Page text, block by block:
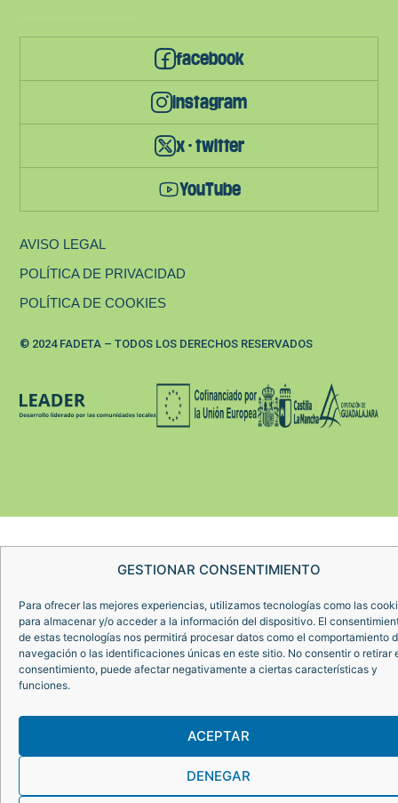
GESTIONAR CONSENTIMIENTO
Para ofrecer las mejores experiencias, utilizamos tecnologías como las
para almacenar y/o acceder a la información del dispositivo. El
de estas tecnologías nos permitirá procesar datos como el comportamiento
navegación o las identificaciones únicas en este sitio. No consentir o retirar
consentimiento, puede afectar negativamente a ciertas características y
funciones.
ACEPTAR
DENEGAR
facebook
instagram
x - twitter
YouTube
© 2024 FADETA – TODOS LOS DERECHOS RESERVADOS
AVISO LEGAL
POLÍTICA DE PRIVACIDAD
POLÍTICA DE COOKIES